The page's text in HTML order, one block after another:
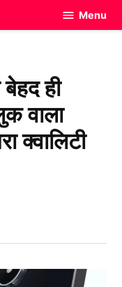
Menu
ही
वाला
क्वालिटी